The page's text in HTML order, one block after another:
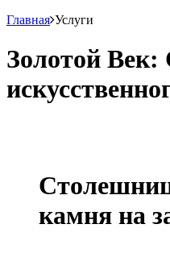
Главная Услуги
Золотой
камня на